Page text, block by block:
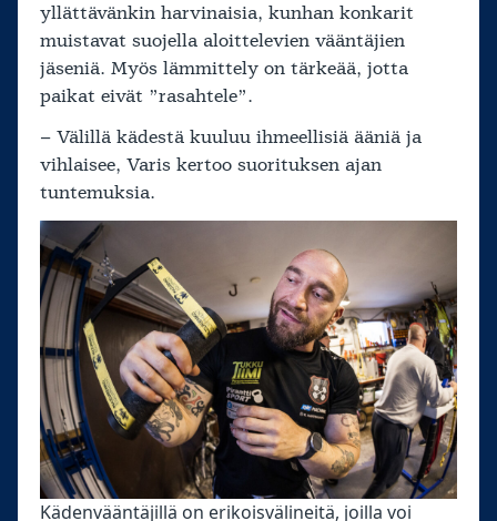
yllättävänkin harvinaisia, kunhan konkarit
muistavat suojella aloittelevien vääntäjien
jäseniä. Myös lämmittely on tärkeää, jotta
paikat eivät ”rasahtele”.
– Välillä kädestä kuuluu ihmeellisiä ääniä ja
vihlaisee, Varis kertoo suorituksen ajan
tuntemuksia.
Kädenvääntäjillä on erikoisvälineitä, joilla voi